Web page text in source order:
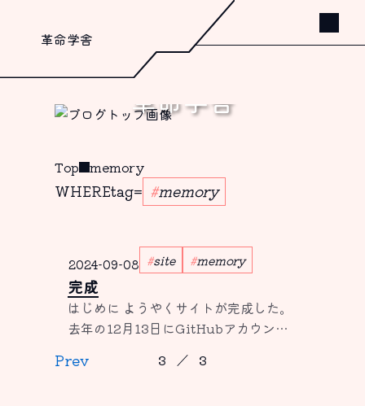
革命学舎
革命学舎
Top memory
WHEREtag= memory
2024-09-08 site memory
完成
はじめに ようやくサイトが完成した。
去年の12月13日にGitHubアカウント
手で思うように設計できるのが楽しく
Prev 3 ／ 3